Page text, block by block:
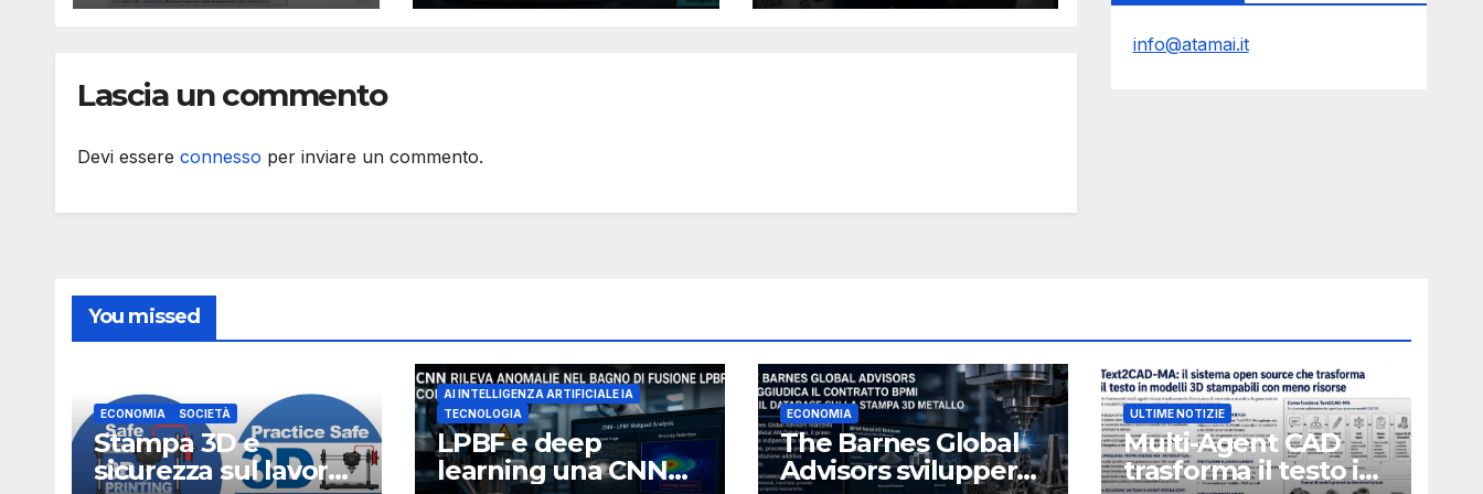
libertà dello STL
1.0
l’osservatorio di
Lascia un commento
Devi essere connesso per inviare un commento.
info@atamai.it
You missed
ECONOMIA SOCIETÀ
Stampa 3D e
sicurezza sul lavoro,
AI INTELLIGENZA ARTIFICIALE IA
TECNOLOGIA
LPBF e deep
learning una CNN
ECONOMIA
The Barnes Global
Advisors svilupperà
ULTIME NOTIZIE
Multi-Agent CAD
trasforma il testo in